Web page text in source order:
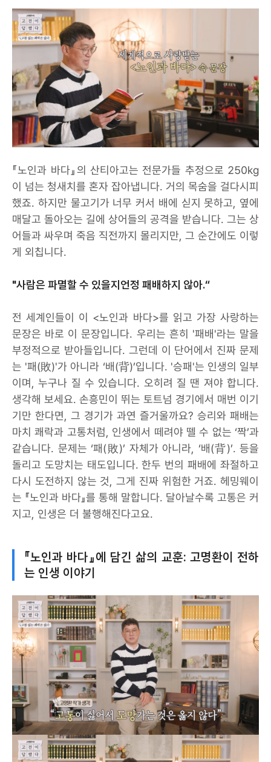
『노인과 바다』의 산티아고는 전문가들 추정으로 250kg
이 넘는 청새치를 혼자 잡아냅니다. 거의 목숨을 걸다시피
했죠. 하지만 물고기가 너무 커서 배에 싣지 못하고, 옆에
매달고 돌아오는 길에 상어들의 공격을 받습니다. 그는 상
어들과 싸우며 죽음 직전까지 몰리지만, 그 순간에도 이렇
게 외칩니다.
"사람은 파멸할 수 있을지언정 패배하지 않아.“
전 세계인들이 이 <노인과 바다>를 읽고 가장 사랑하는
문장은 바로 이 문장입니다. 우리는 흔히 '패배'라는 말을
부정적으로 받아들입니다. 그런데 이 단어에서 진짜 문제
는 '패(敗)'가 아니라 ‘배(背)’입니다. '승패'는 인생의 일부
이며, 누구나 질 수 있습니다. 오히려 질 땐 져야 합니다.
생각해 보세요. 손흥민이 뛰는 토트넘 경기에서 매번 이기
기만 한다면, 그 경기가 과연 즐거울까요? 승리와 패배는
마치 쾌락과 고통처럼, 인생에서 떼려야 뗄 수 없는 ‘짝’과
같습니다. 문제는 ‘패(敗)’ 자체가 아니라, ‘배(背)’. 등을
돌리고 도망치는 태도입니다. 한두 번의 패배에 좌절하고
다시 도전하지 않는 것, 그게 진짜 위험한 거죠. 헤밍웨이
는 『노인과 바다』를 통해 말합니다. 달아날수록 고통은 커
지고, 인생은 더 불행해진다고요.
『노인과 바다』에 담긴 삶의 교훈: 고명환이 전하
는 인생 이야기